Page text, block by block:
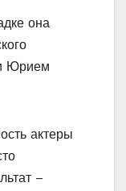
она
Юрием
актеры
–